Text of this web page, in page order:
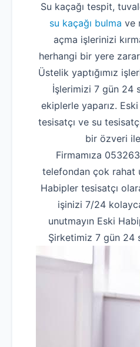
Su kaçağı tespit,
su kaçağı bulma ve
açma işlerinizi
herhangi bir yere
Üstelik yaptığımız
İşlerimizi 7 gün 24
ekiplerle yaparız.
tesisatçı ve su
bir özveri
Firmamıza
telefondan çok rahat
Habipler tesisatçı
işinizi 7/24
unutmayın Eski
Şirketimiz 7 gün 24